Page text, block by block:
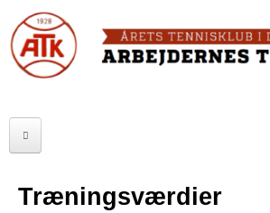
to
main
FORSIDE
SENIOR
Træningsværdier